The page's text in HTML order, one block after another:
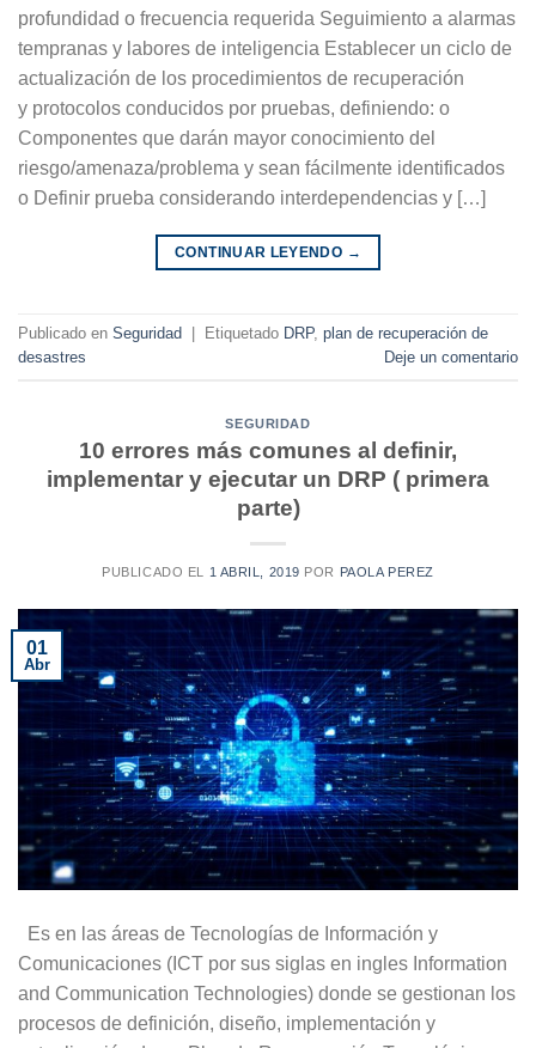
profundidad o frecuencia requerida Seguimiento a alarmas
tempranas y labores de inteligencia Establecer un ciclo de
actualización de los procedimientos de recuperación
y protocolos conducidos por pruebas, definiendo: o
Componentes que darán mayor conocimiento del
riesgo/amenaza/problema y sean fácilmente identificados
o Definir prueba considerando interdependencias y […]
CONTINUAR LEYENDO →
Publicado en Seguridad Etiquetado DRP, plan de recuperación de
desastres
Deje un comentario
SEGURIDAD
10 errores más comunes al definir,
implementar y ejecutar un DRP ( primera
parte)
PUBLICADO EL 1 ABRIL, 2019 POR PAOLA PEREZ
01
Abr
Es en las áreas de Tecnologías de Información y
Comunicaciones (ICT por sus siglas en ingles Information
and Communication Technologies) donde se gestionan los
procesos de definición, diseño, implementación y